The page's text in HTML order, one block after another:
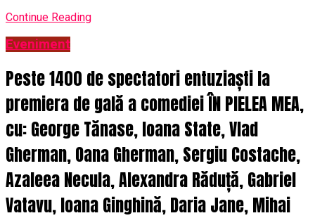
Continue Reading
Eveniment
Peste 1400 de spectatori entuziaști la
premiera de gală a comediei ÎN PIELEA MEA,
cu: George Tănase, Ioana State, Vlad
Gherman, Oana Gherman, Sergiu Costache,
Azaleea Necula, Alexandra Răduță, Gabriel
Vatavu, Ioana Ginghină, Daria Jane, Mihai